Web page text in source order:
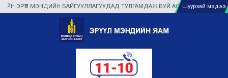
ЭРҮҮЛ МЭНДИЙН БАЙГУУЛЛАГУУДАД ТУЛГАМДАЖ БУЙ АСУУДЛЫГ ГАЗАР
Шуурхай мэдээ